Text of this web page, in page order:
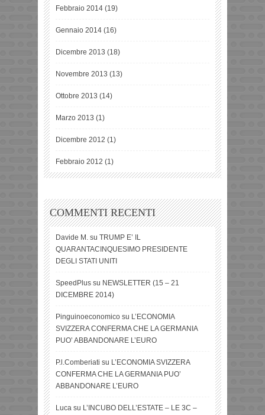
Febbraio 2014 (19)
Gennaio 2014 (16)
Dicembre 2013 (18)
Novembre 2013 (13)
Ottobre 2013 (14)
Marzo 2013 (1)
Dicembre 2012 (1)
Febbraio 2012 (1)
COMMENTI RECENTI
Davide M. su TRUMP E’ IL
QUARANTACINQUESIMO PRESIDENTE
DEGLI STATI UNITI
SpeedPlus su NEWSLETTER (15 – 21
DICEMBRE 2014)
Pinguinoeconomico su L’ECONOMIA
SVIZZERA CONFERMA CHE LA GERMANIA
PUO’ ABBANDONARE L’EURO
P.l.Comberiati su L’ECONOMIA SVIZZERA
CONFERMA CHE LA GERMANIA PUO’
ABBANDONARE L’EURO
Luca su L’INCUBO DELL’ESTATE – LE 3C –